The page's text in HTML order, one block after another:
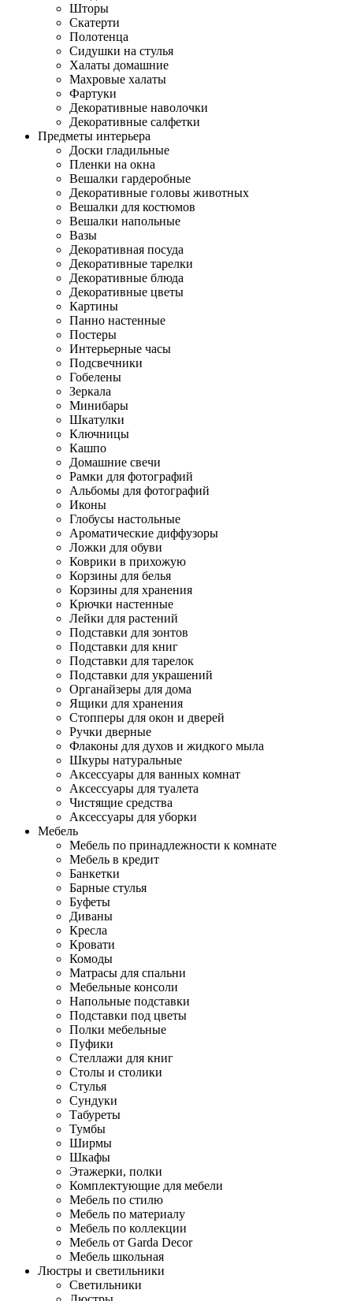
Шторы
Скатерти
Полотенца
Сидушки на стулья
Халаты домашние
Махровые халаты
Фартуки
Декоративные наволочки
Декоративные салфетки
Предметы интерьера
Доски гладильные
Пленки на окна
Вешалки гардеробные
Декоративные головы животных
Вешалки для костюмов
Вешалки напольные
Вазы
Декоративная посуда
Декоративные тарелки
Декоративные блюда
Декоративные цветы
Картины
Панно настенные
Постеры
Интерьерные часы
Подсвечники
Гобелены
Зеркала
Минибары
Шкатулки
Ключницы
Кашпо
Домашние свечи
Рамки для фотографий
Альбомы для фотографий
Иконы
Глобусы настольные
Ароматические диффузоры
Ложки для обуви
Коврики в прихожую
Корзины для белья
Корзины для хранения
Крючки настенные
Лейки для растений
Подставки для зонтов
Подставки для книг
Подставки для тарелок
Подставки для украшений
Органайзеры для дома
Ящики для хранения
Стопперы для окон и дверей
Ручки дверные
Флаконы для духов и жидкого мыла
Шкуры натуральные
Аксессуары для ванных комнат
Аксессуары для туалета
Чистящие средства
Аксессуары для уборки
Мебель
Мебель по принадлежности к комнате
Мебель в кредит
Банкетки
Барные стулья
Буфеты
Диваны
Кресла
Кровати
Комоды
Матрасы для спальни
Мебельные консоли
Напольные подставки
Подставки под цветы
Полки мебельные
Пуфики
Стеллажи для книг
Столы и столики
Стулья
Сундуки
Табуреты
Тумбы
Ширмы
Шкафы
Этажерки, полки
Комплектующие для мебели
Мебель по стилю
Мебель по материалу
Мебель по коллекции
Мебель от Garda Decor
Мебель школьная
Люстры и светильники
Светильники